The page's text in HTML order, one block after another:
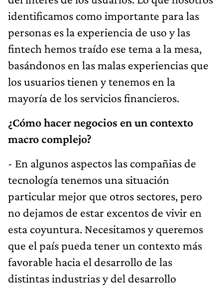
identificamos como importante para las
personas es la experiencia de uso y las
fintech hemos traído ese tema a la mesa,
basándonos en las malas experiencias que
los usuarios tienen y tenemos en la
mayoría de los servicios financieros.
¿Cómo hacer negocios en un contexto
macro complejo?
- En algunos aspectos las compañias de
tecnología tenemos una situación
particular mejor que otros sectores, pero
no dejamos de estar excentos de vivir en
esta coyuntura. Necesitamos y queremos
que el país pueda tener un contexto más
favorable hacia el desarrollo de las
distintas industrias y del desarrollo